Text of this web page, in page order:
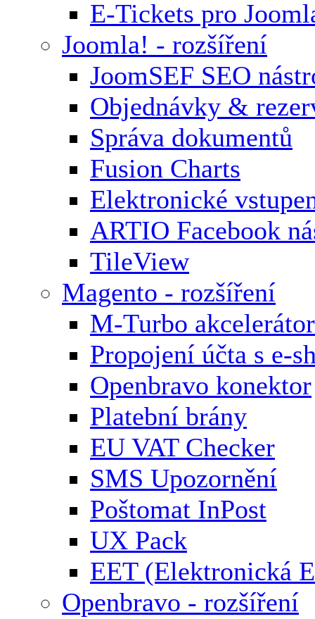
E-Tickets pro
Joomla! - rozšíření
JoomSEF SEO
Objednávky &
Správa dokumentů
Fusion Charts
Elektronické
ARTIO Facebook
TileView
Magento - rozšíření
M-Turbo akcelerátor
Propojení účta s e-
Openbravo konektor
Platební brány
EU VAT Checker
SMS Upozornění
Poštomat InPost
UX Pack
EET (Elektronická
Openbravo - rozšíření